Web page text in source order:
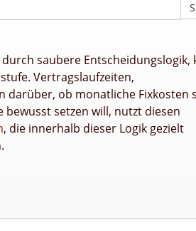
saubere Entscheidungslogik,
Vertragslaufzeiten,
ob monatliche Fixkosten
setzen will, nutzt diesen
, die innerhalb dieser Logik gezielt